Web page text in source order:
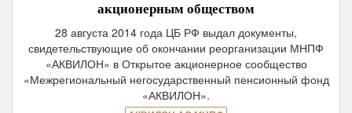
акционерным обществом
28 августа 2014 года ЦБ РФ выдал документы,
свидетельствующие об окончании реорганизации МНПФ
«АКВИЛОН» в Открытое акционерное сообщество
«Межрегиональный негосударственный пенсионный фонд
«АКВИЛОН».